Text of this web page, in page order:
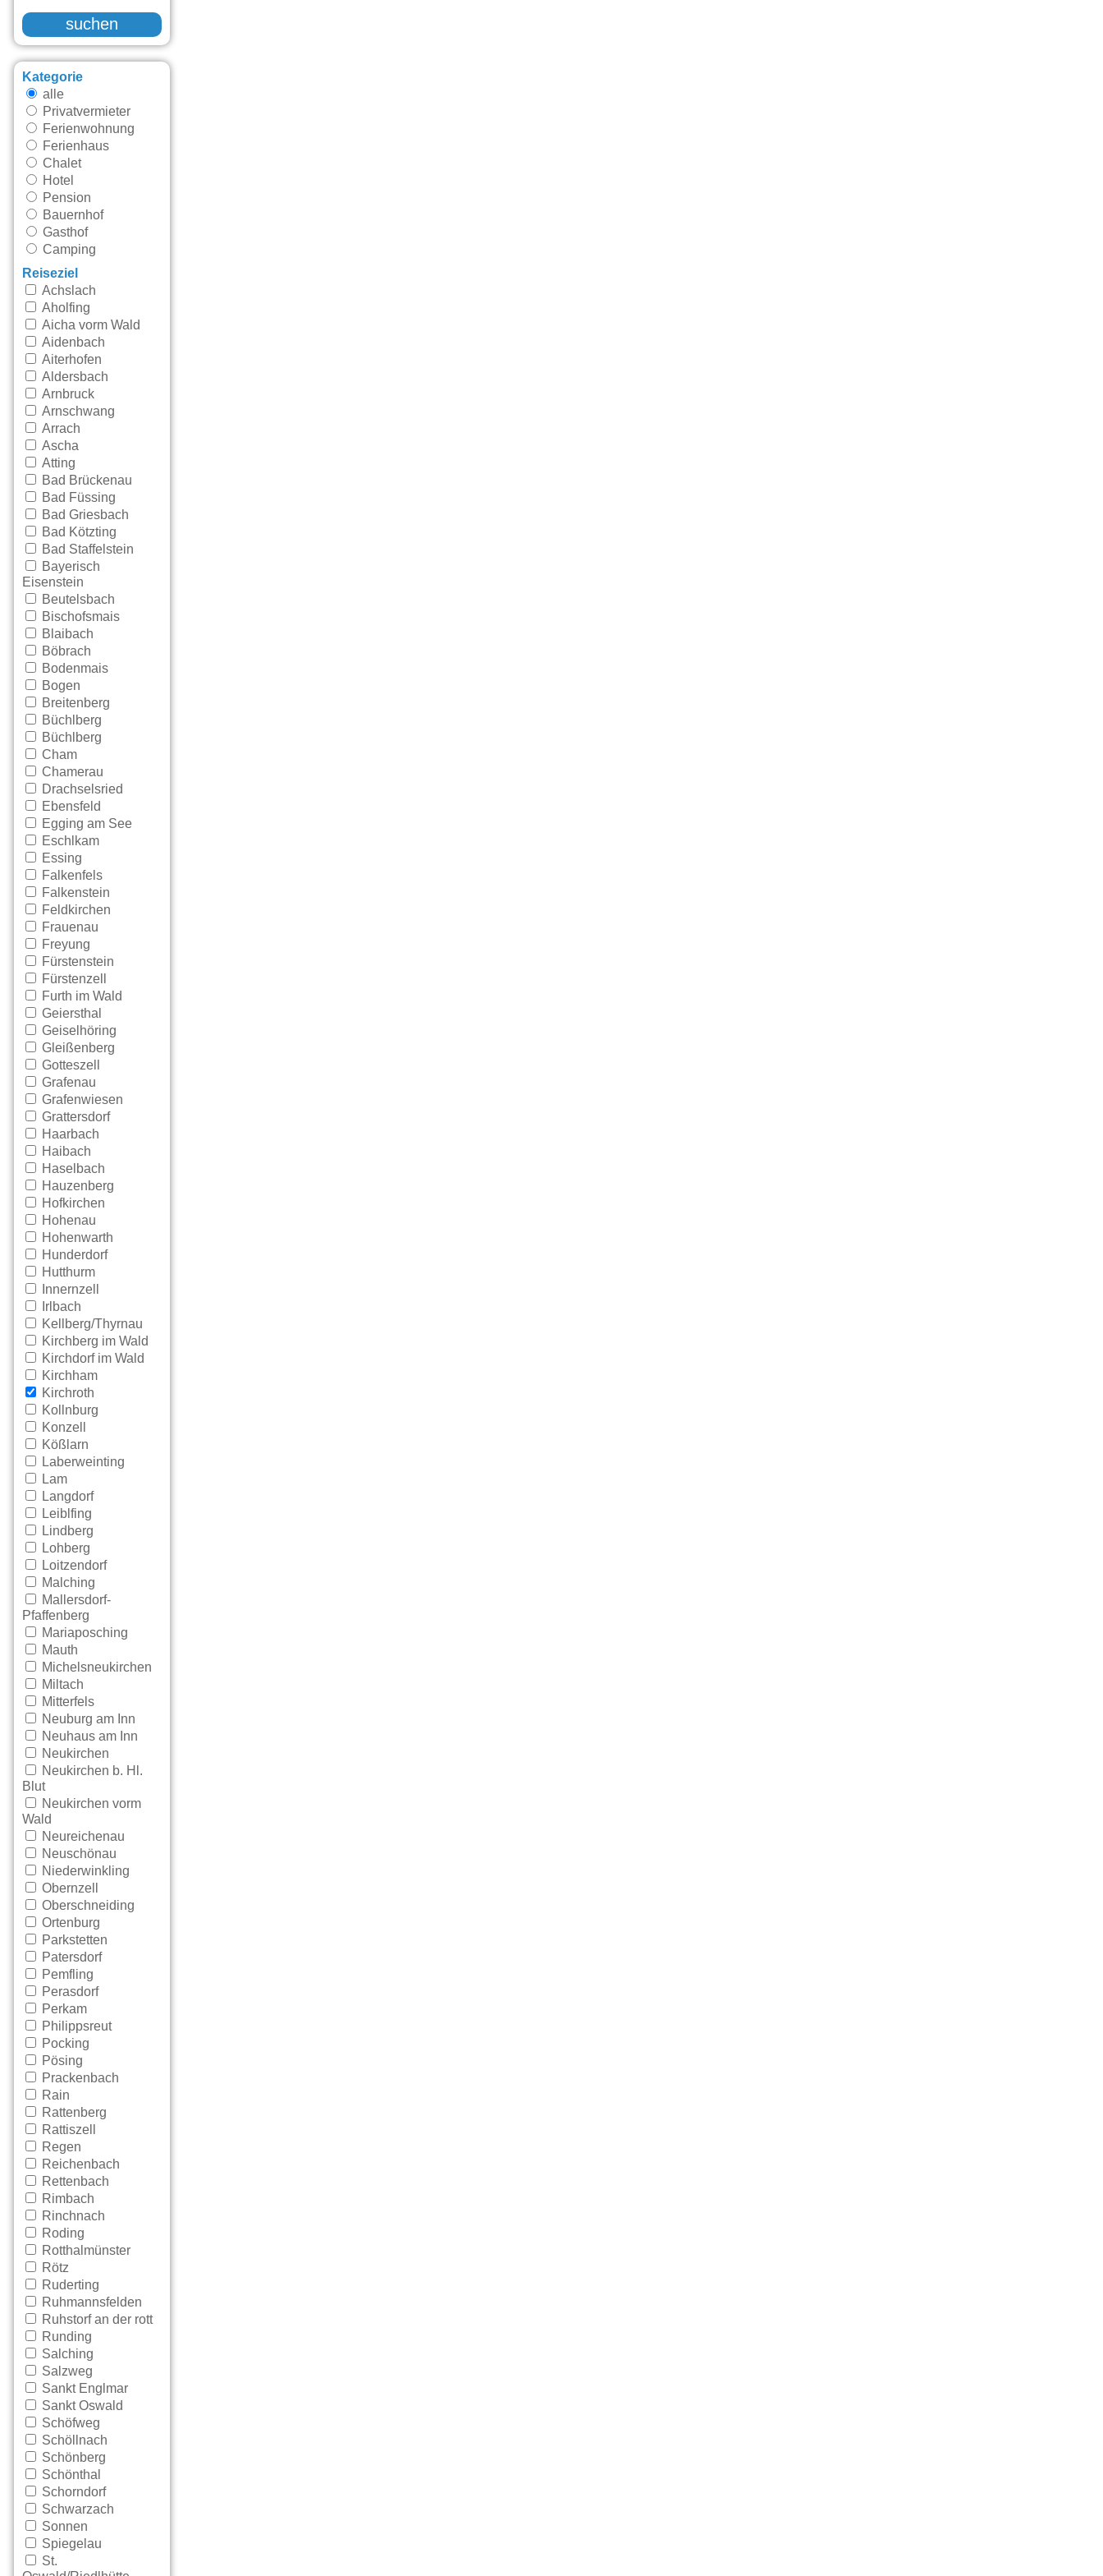
suchen
Kategorie
alle
Privatvermieter
Ferienwohnung
Ferienhaus
Chalet
Hotel
Pension
Bauernhof
Gasthof
Camping
Reiseziel
Achslach
Aholfing
Aicha vorm Wald
Aidenbach
Aiterhofen
Aldersbach
Arnbruck
Arnschwang
Arrach
Ascha
Atting
Bad Brückenau
Bad Füssing
Bad Griesbach
Bad Kötzting
Bad Staffelstein
Bayerisch
Eisenstein
Beutelsbach
Bischofsmais
Blaibach
Böbrach
Bodenmais
Bogen
Breitenberg
Büchlberg
Büchlberg
Cham
Chamerau
Drachselsried
Ebensfeld
Egging am See
Eschlkam
Essing
Falkenfels
Falkenstein
Feldkirchen
Frauenau
Freyung
Fürstenstein
Fürstenzell
Furth im Wald
Geiersthal
Geiselhöring
Gleißenberg
Gotteszell
Grafenau
Grafenwiesen
Grattersdorf
Haarbach
Haibach
Haselbach
Hauzenberg
Hofkirchen
Hohenau
Hohenwarth
Hunderdorf
Hutthurm
Innernzell
Irlbach
Kellberg/Thyrnau
Kirchberg im Wald
Kirchdorf im Wald
Kirchham
Kirchroth
Kollnburg
Konzell
Kößlarn
Laberweinting
Lam
Langdorf
Leiblfing
Lindberg
Lohberg
Loitzendorf
Malching
Mallersdorf-
Pfaffenberg
Mariaposching
Mauth
Michelsneukirchen
Miltach
Mitterfels
Neuburg am Inn
Neuhaus am Inn
Neukirchen
Neukirchen b. Hl.
Blut
Neukirchen vorm
Wald
Neureichenau
Neuschönau
Niederwinkling
Obernzell
Oberschneiding
Ortenburg
Parkstetten
Patersdorf
Pemfling
Perasdorf
Perkam
Philippsreut
Pocking
Pösing
Prackenbach
Rain
Rattenberg
Rattiszell
Regen
Reichenbach
Rettenbach
Rimbach
Rinchnach
Roding
Rotthalmünster
Rötz
Ruderting
Ruhmannsfelden
Ruhstorf an der rott
Runding
Salching
Salzweg
Sankt Englmar
Sankt Oswald
Schöfweg
Schöllnach
Schönberg
Schönthal
Schorndorf
Schwarzach
Sonnen
Spiegelau
St.